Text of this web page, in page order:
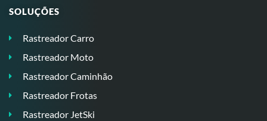
SOLUÇÕES
Rastreador Carro
Rastreador Moto
Rastreador Caminhão
Rastreador Frotas
Rastreador JetSki